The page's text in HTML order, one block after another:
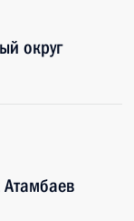
округ